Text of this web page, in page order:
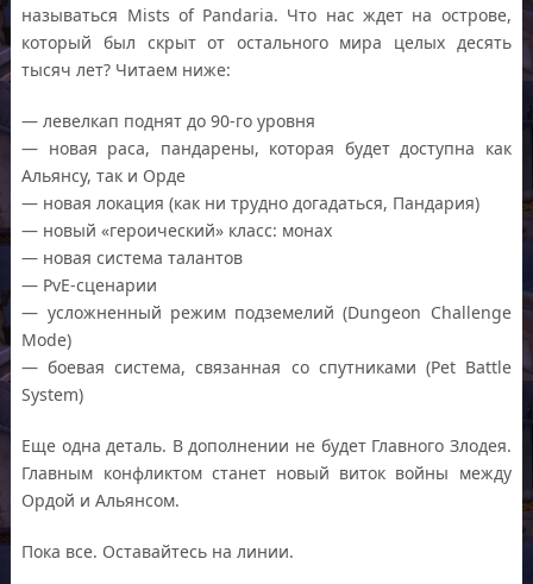
называться Mists of Pandaria. Что нас ждет на острове,
который был скрыт от остального мира целых десять
тысяч лет? Читаем ниже:
— левелкап поднят до 90-го уровня
— новая раса, пандарены, которая будет доступна как
Альянсу, так и Орде
— новая локация (как ни трудно догадаться, Пандария)
— новый «героический» класс: монах
— новая система талантов
— PvE-сценарии
— усложненный режим подземелий (Dungeon Challenge
Mode)
— боевая система, связанная со спутниками (Pet Battle
System)
Еще одна деталь. В дополнении не будет Главного Злодея.
Главным конфликтом станет новый виток войны между
Ордой и Альянсом.
Пока все. Оставайтесь на линии.